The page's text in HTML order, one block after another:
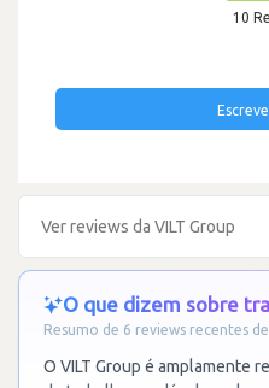
10
Ver reviews da VILT Group
O que dizem sobre
Resumo de 6 reviews recentes
O VILT Group é amplamente